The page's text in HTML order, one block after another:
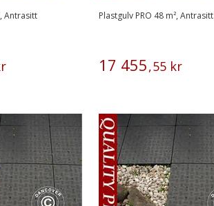
Antrasitt Plastgulv PRO 48 m², Antrasitt
17 455,55 kr